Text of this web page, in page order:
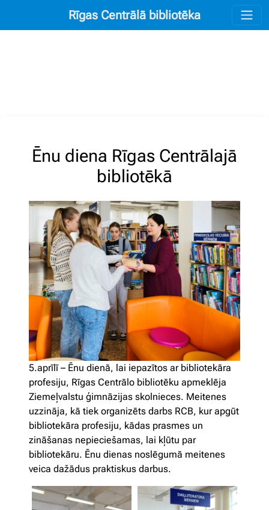
Rīgas Centrālā bibliotēka
Ēnu diena Rīgas Centrālajā
bibliotēkā
5.aprīlī – Ēnu dienā, lai iepazītos ar bibliotekāra
profesiju, Rīgas Centrālo bibliotēku apmeklēja
Ziemeļvalstu ģimnāzijas skolnieces. Meitenes
uzzināja, kā tiek organizēts darbs RCB, kur apgūt
bibliotekāra profesiju, kādas prasmes un
zināšanas nepieciešamas, lai kļūtu par
bibliotekāru. Ēnu dienas noslēgumā meitenes
veica dažādus praktiskus darbus.